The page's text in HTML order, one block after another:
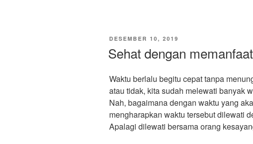
DIPOSKAN
DESEMBER 10, 2019
Sehat dengan
Waktu berlalu begitu cepat tanpa
atau tidak, kita sudah melewati banyak
Nah, bagaimana dengan waktu yang
mengharapkan waktu tersebut dilewati
Apalagi dilewati bersama orang